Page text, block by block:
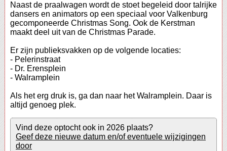
Naast de praalwagen wordt de stoet begeleid door talrijke
dansers en animators op een speciaal voor Valkenburg
gecomponeerde Christmas Song. Ook de Kerstman
maakt deel uit van de Christmas Parade.
Er zijn publieksvakken op de volgende locaties:
- Pelerinstraat
- Dr. Erensplein
- Walramplein
Als het erg druk is, ga dan naar het Walramplein. Daar is
altijd genoeg plek.
Vind deze optocht ook in 2026 plaats?
Geef deze nieuwe datum en/of eventuele wijzigingen
door